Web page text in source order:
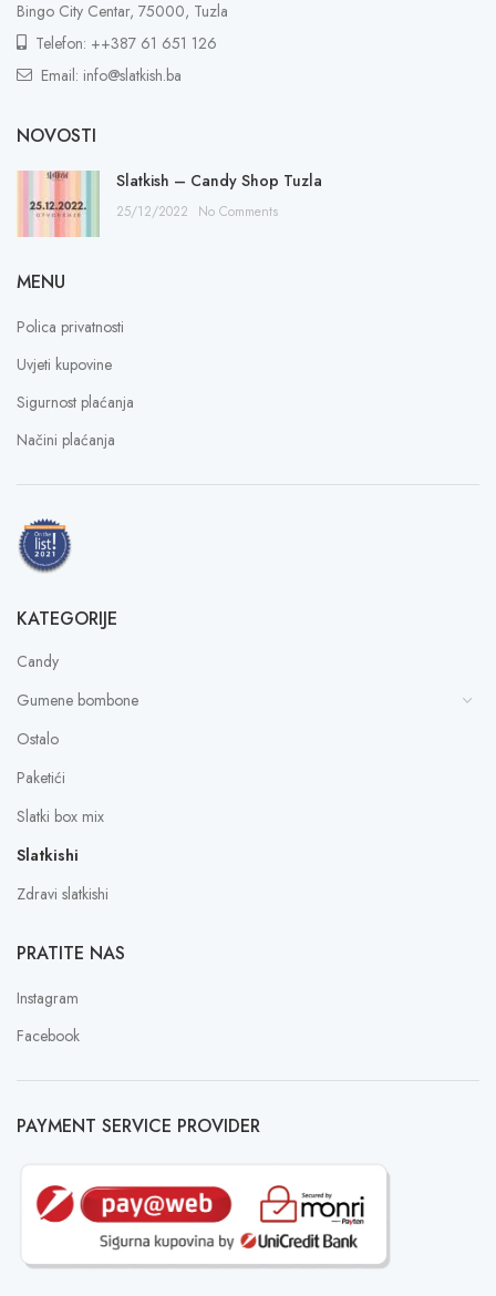
Bingo City Centar, 75000, Tuzla
Telefon: ++387 61 651 126
Email: info@slatkish.ba
NOVOSTI
Slatkish – Candy Shop Tuzla
25/12/2022 No Comments
MENU
Polica privatnosti
Uvjeti kupovine
Sigurnost plaćanja
Načini plaćanja
KATEGORIJE
Candy
Gumene bombone
Ostalo
Paketići
Slatki box mix
Slatkishi
Zdravi slatkishi
PRATITE NAS
Instagram
Facebook
PAYMENT SERVICE PROVIDER